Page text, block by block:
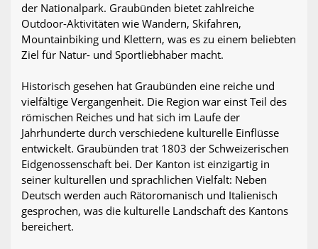
der Nationalpark. Graubünden bietet zahlreiche
Outdoor-Aktivitäten wie Wandern, Skifahren,
Mountainbiking und Klettern, was es zu einem beliebten
Ziel für Natur- und Sportliebhaber macht.
Historisch gesehen hat Graubünden eine reiche und
vielfältige Vergangenheit. Die Region war einst Teil des
römischen Reiches und hat sich im Laufe der
Jahrhunderte durch verschiedene kulturelle Einflüsse
entwickelt. Graubünden trat 1803 der Schweizerischen
Eidgenossenschaft bei. Der Kanton ist einzigartig in
seiner kulturellen und sprachlichen Vielfalt: Neben
Deutsch werden auch Rätoromanisch und Italienisch
gesprochen, was die kulturelle Landschaft des Kantons
bereichert.